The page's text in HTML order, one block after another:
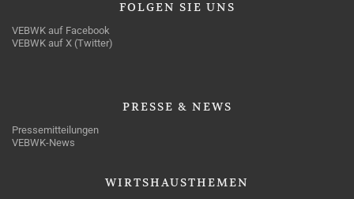
FOLGEN SIE UNS
VEBWK auf Facebook
VEBWK auf X (Twitter)
PRESSE & NEWS
Pressemitteilungen
VEBWK-News
WIRTSHAUSTHEMEN